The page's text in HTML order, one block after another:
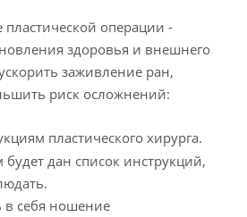
пластической операции -
здоровья и внешнего
заживление ран,
риск осложнений:
пластического хирурга.
дан список инструкций,
в себя ношение